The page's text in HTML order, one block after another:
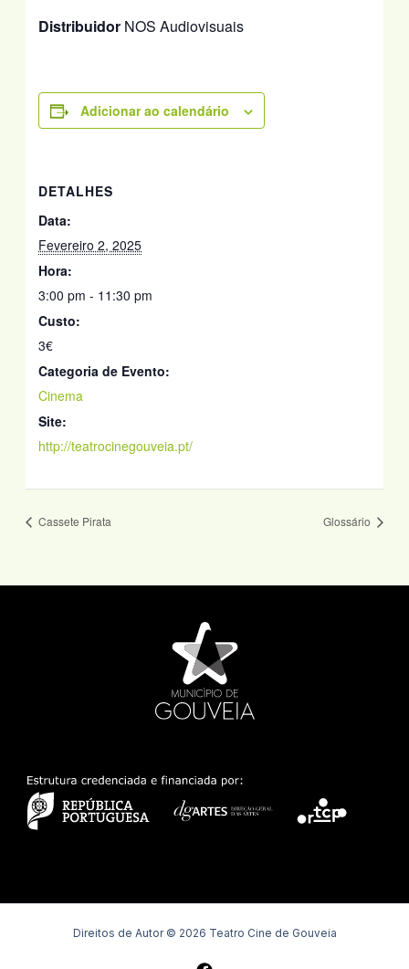
Distribuidor NOS Audiovisuais
Adicionar ao calendário
DETALHES
Data:
Fevereiro 2, 2025
Hora:
3:00 pm - 11:30 pm
Custo:
3€
Categoria de Evento:
Cinema
Site:
http://teatrocinegouveia.pt/
Cassete Pirata Glossário
Direitos de Autor © 2026 Teatro Cine de Gouveia